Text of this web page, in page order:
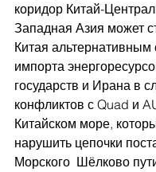
коридор Китай-
Западная Азия может
Китая альтернативным
импорта
государств и Ирана в
конфликтов с Quad и
Китайском море,
нарушить цепочки
Морского  Шёлково